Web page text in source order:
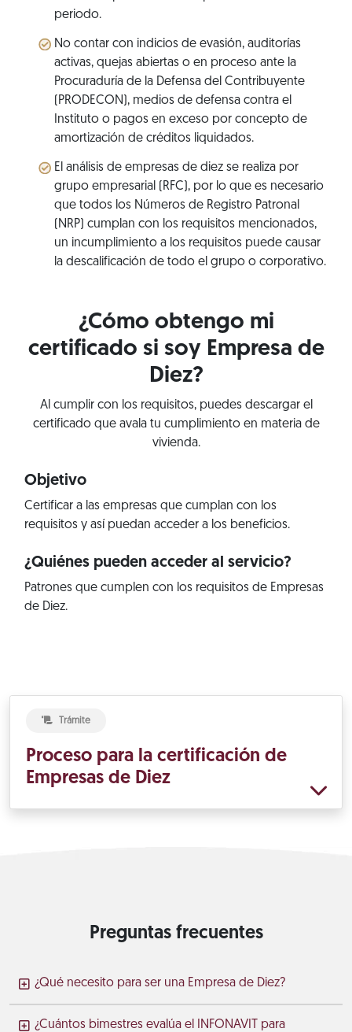
periodo.
No contar con indicios de evasión, auditorías
activas, quejas abiertas o en proceso ante la
Procuraduría de la Defensa del Contribuyente
(PRODECON), medios de defensa contra el
Instituto o pagos en exceso por concepto de
amortización de créditos liquidados.
El análisis de empresas de diez se realiza por
grupo empresarial (RFC), por lo que es necesario
que todos los Números de Registro Patronal
(NRP) cumplan con los requisitos mencionados,
un incumplimiento a los requisitos puede causar
la descalificación de todo el grupo o corporativo.
¿Cómo obtengo mi
certificado si soy Empresa de
Diez?
Al cumplir con los requisitos, puedes descargar el
certificado que avala tu cumplimiento en materia de
vivienda.
Objetivo
Certificar a las empresas que cumplan con los
requisitos y así puedan acceder a los beneficios.
¿Quiénes pueden acceder al servicio?
Patrones que cumplen con los requisitos de Empresas
de Diez.
Trámite
Proceso para la certificación de
Empresas de Diez
Preguntas frecuentes
¿Qué necesito para ser una Empresa de Diez?
¿Cuántos bimestres evalúa el INFONAVIT para